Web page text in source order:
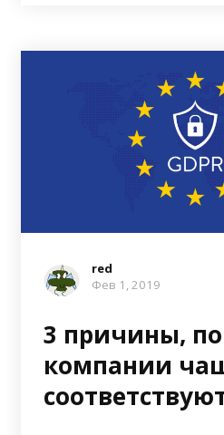
red
Фев 1, 2019
3 причины,
компании